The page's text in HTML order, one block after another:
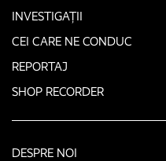
INVESTIGAȚII
CEI CARE NE CONDUC
REPORTAJ
SHOP RECORDER
DESPRE NOI